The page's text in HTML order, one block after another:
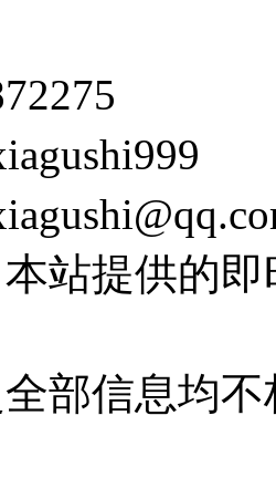
站提供的
部信息均